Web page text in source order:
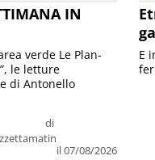
IN
di
il 07/08/2026
verde Le Plan-
le letture
di Antonello
E